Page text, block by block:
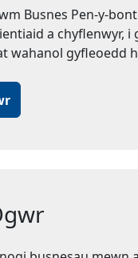
Busnes Pen-y-
a chyflenwyr, i
wahanol gyfleoedd